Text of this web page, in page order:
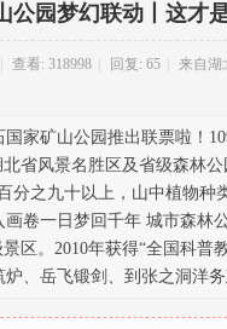
公园梦幻联动丨这才
查看: 318998 回复: 65 来自湖
国家矿山公园推出联票啦！
省风景名胜区及省级森林
分之九十以上，山中植物种
卷一日梦回千年 城市森林
区。2010年获得“全国科普
炉、岳飞锻剑、到张之洞洋